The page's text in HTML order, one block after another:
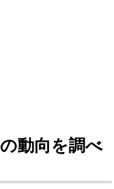
動向を調べ